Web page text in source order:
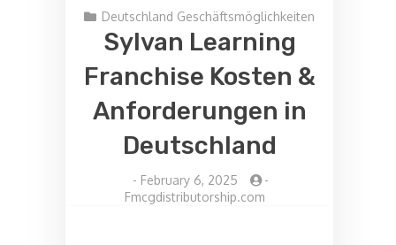
Deutschland Geschäftsmöglichkeiten
Sylvan Learning
Franchise Kosten &
Anforderungen in
Deutschland
- February 6, 2025
-
Fmcgdistributorship.com